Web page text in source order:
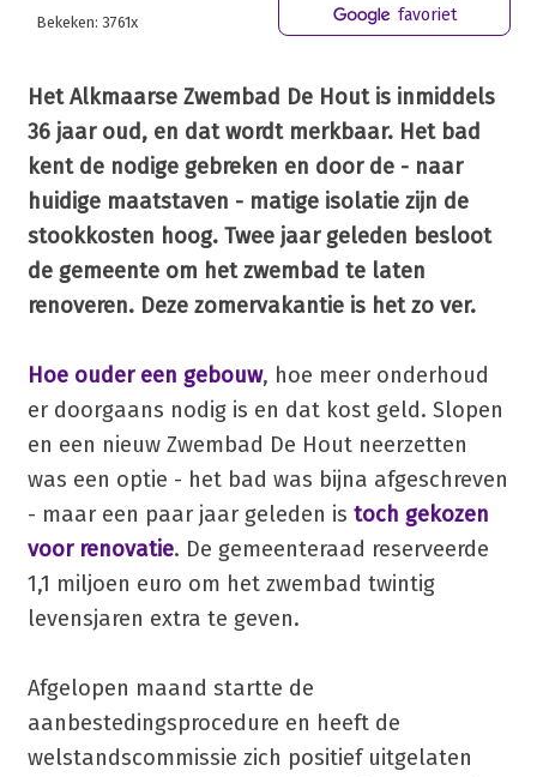
Bekeken: 3761x
favoriet
Het Alkmaarse Zwembad De Hout is inmiddels
36 jaar oud, en dat wordt merkbaar. Het bad
kent de nodige gebreken en door de - naar
huidige maatstaven - matige isolatie zijn de
stookkosten hoog. Twee jaar geleden besloot
de gemeente om het zwembad te laten
renoveren. Deze zomervakantie is het zo ver.
Hoe ouder een gebouw, hoe meer onderhoud
er doorgaans nodig is en dat kost geld. Slopen
en een nieuw Zwembad De Hout neerzetten
was een optie - het bad was bijna afgeschreven
- maar een paar jaar geleden is toch gekozen
voor renovatie. De gemeenteraad reserveerde
1,1 miljoen euro om het zwembad twintig
levensjaren extra te geven.
Afgelopen maand startte de
aanbestedingsprocedure en heeft de
welstandscommissie zich positief uitgelaten